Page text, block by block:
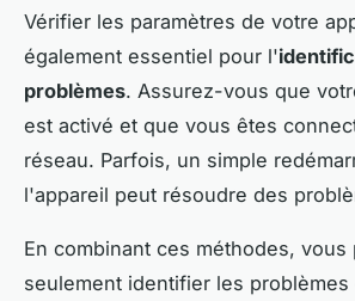
Vérifier les paramètres de votre
également essentiel pour l'
problèmes. Assurez-vous que
est activé et que vous êtes
réseau. Parfois, un simple
l'appareil peut résoudre des
En combinant ces méthodes, vous
seulement identifier les